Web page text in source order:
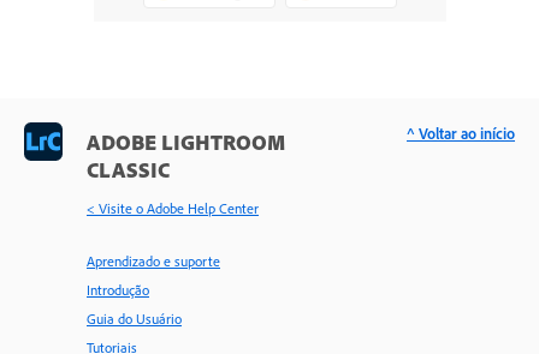
ADOBE LIGHTROOM
CLASSIC
< Visite o Adobe Help Center
Aprendizado e suporte
Introdução
Guia do Usuário
Tutoriais
^ Voltar ao início